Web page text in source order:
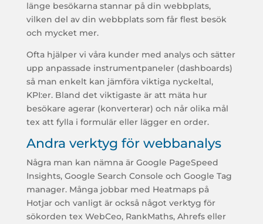
länge besökarna stannar på din webbplats,
vilken del av din webbplats som får flest besök
och mycket mer.
Ofta hjälper vi våra kunder med analys och sätter
upp anpassade instrumentpaneler (dashboards)
så man enkelt kan jämföra viktiga nyckeltal,
KPI:er. Bland det viktigaste är att mäta hur
besökare agerar (konverterar) och når olika mål
tex att fylla i formulär eller lägger en order.
Andra verktyg för webbanalys
Några man kan nämna är Google PageSpeed
Insights, Google Search Console och Google Tag
manager. Många jobbar med Heatmaps på
Hotjar och vanligt är också något verktyg för
sökorden tex WebCeo, RankMaths, Ahrefs eller